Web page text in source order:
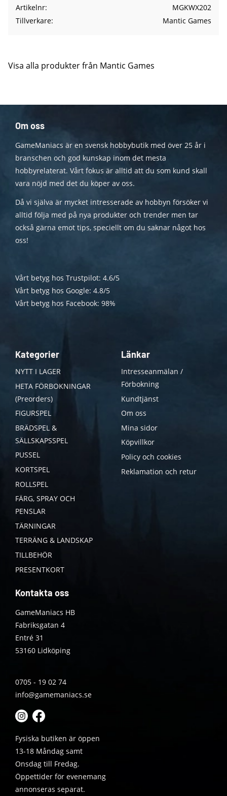
Artikelnr
MGKWX202
Tillverkare
Mantic Games
Visa alla produkter från Mantic Games
Om oss
GameManiacs är en svensk hobbybutik med över 25 år i
branschen och god kunskap inom det mesta
hobbyrelaterat. Vårt fokus är alltid att du som kund skall
vara nöjd med det du köper av oss.
Då vi själva är mycket intresserade av hobbyn försöker vi
alltid följa med på nya produkter och trender men tar
också gärna emot tips, speciellt om du saknar något hos
oss!
Vårt betyg hos Trustpilot: 4.6/5
Vårt betyg hos Google: 4.8/5
Vårt betyg hos Facebook: 98%
Kategorier
NYTT I LAGER
HETA FÖRBOKNINGAR
(Preorders)
FIGURSPEL
BRÄDSPEL &
SÄLLSKAPSSPEL
PUSSEL
KORTSPEL
ROLLSPEL
FÄRG, SPRAY OCH
PENSLAR
TÄRNINGAR
TERRÄNG & LANDSKAP
TILLBEHÖR
PRESENTKORT
Länkar
Intresseanmälan /
Förbokning
Kundtjänst
Om oss
Mina sidor
Köpvillkor
Policy och cookies
Reklamation och retur
Kontakta oss
GameManiacs HB
Fabriksgatan 4
Entré 31
53160 Lidköping
0705 - 19 02 74
info@gamemaniacs.se
Fysiska butiken är öppen
13-18 Måndag samt
Onsdag till Fredag.
Öppettider för evenemang
annonseras separat.